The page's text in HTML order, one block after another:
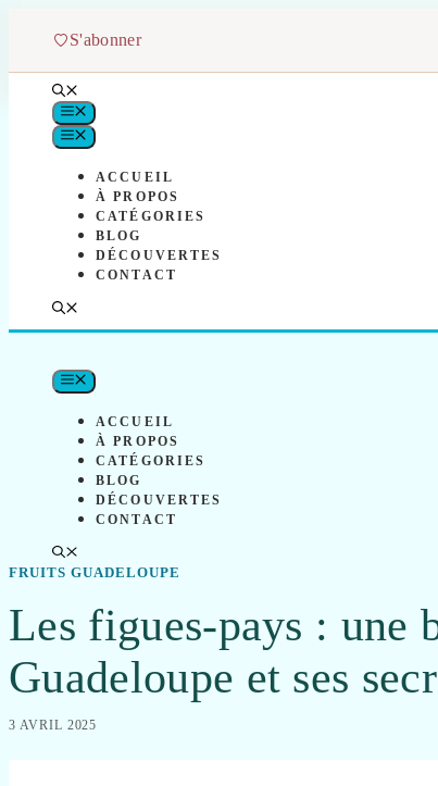
S'abonner
MENU
MENU
ACCUEIL
À PROPOS
CATÉGORIES
BLOG
DÉCOUVERTES
CONTACT
MENU
ACCUEIL
À PROPOS
CATÉGORIES
BLOG
DÉCOUVERTES
CONTACT
FRUITS GUADELOUPE
Les figues-pays : une
Guadeloupe et ses
3 AVRIL 2025